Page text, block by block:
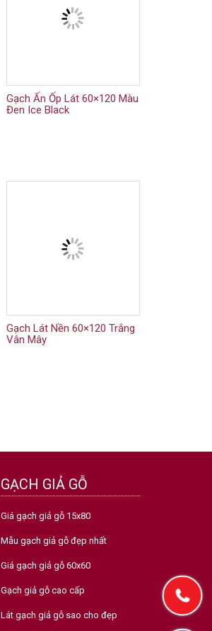
Gạch Ấn Ốp Lát 60×120 Màu
Đen Ice Black
Gạch Lát Nền 60×120 Trắng
Vân Mây
GẠCH GIẢ GỖ
Giá gạch giả gỗ 15x80
Mẫu gạch giả gỗ đẹp nhất
Giá gạch giả gỗ 60x60
Gạch giả gỗ cao cấp
Lát gạch giả gỗ sao cho đẹp